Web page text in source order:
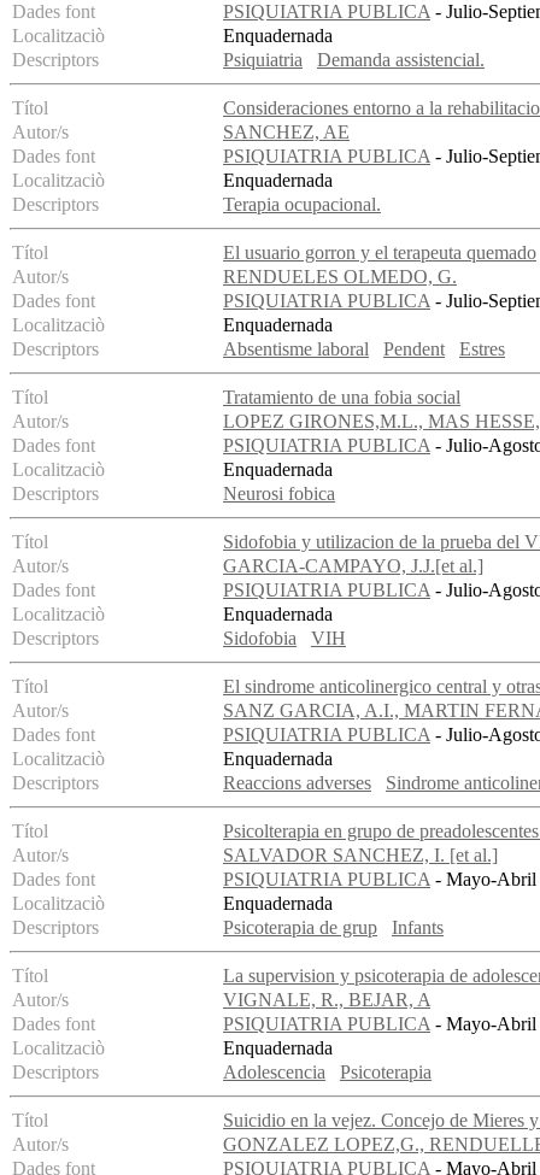
Dades font
PSIQUIATRIA PUBLICA- Julio-
Localitzaciò
Enquadernada
Descriptors
Psiquiatria Demanda assistencial.
Títol
Consideraciones entorno a la
Autor/s
SANCHEZ, AE
Dades font
PSIQUIATRIA PUBLICA- Julio-
Localitzaciò
Enquadernada
Descriptors
Terapia ocupacional.
Títol
El usuario gorron y el terapeuta quemado
Autor/s
RENDUELES OLMEDO, G.
Dades font
PSIQUIATRIA PUBLICA- Julio-
Localitzaciò
Enquadernada
Descriptors
Absentisme laboral Pendent Estres
Títol
Tratamiento de una fobia social
Autor/s
LOPEZ GIRONES,M.L., MAS
Dades font
PSIQUIATRIA PUBLICA- Julio-
Localitzaciò
Enquadernada
Descriptors
Neurosi fobica
Títol
Sidofobia y utilizacion de la prueba del
Autor/s
GARCIA-CAMPAYO, J.J.[et al.]
Dades font
PSIQUIATRIA PUBLICA- Julio-
Localitzaciò
Enquadernada
Descriptors
Sidofobia VIH
Títol
El sindrome anticolinergico central y
Autor/s
SANZ GARCIA, A.I., MARTIN
Dades font
PSIQUIATRIA PUBLICA- Julio-
Localitzaciò
Enquadernada
Descriptors
Reaccions adverses Sindrome
Títol
Psicolterapia en grupo de
Autor/s
SALVADOR SANCHEZ, I. [et al.]
Dades font
PSIQUIATRIA PUBLICA- Mayo-Abril
Localitzaciò
Enquadernada
Descriptors
Psicoterapia de grup Infants
Títol
La supervision y psicoterapia de
Autor/s
VIGNALE, R., BEJAR, A
Dades font
PSIQUIATRIA PUBLICA- Mayo-Abril
Localitzaciò
Enquadernada
Descriptors
Adolescencia Psicoterapia
Títol
Suicidio en la vejez. Concejo de Mieres
Autor/s
GONZALEZ LOPEZ,G.,
Dades font
PSIQUIATRIA PUBLICA- Mayo-Abril